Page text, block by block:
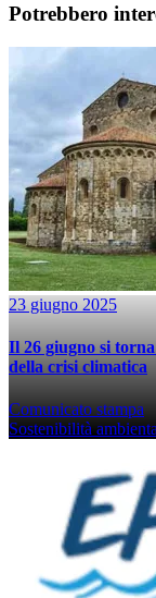
Potrebbero
23 giugno 2025
Il 26 giugno si
della crisi climatica
Comunicato stampa
Sostenibilità